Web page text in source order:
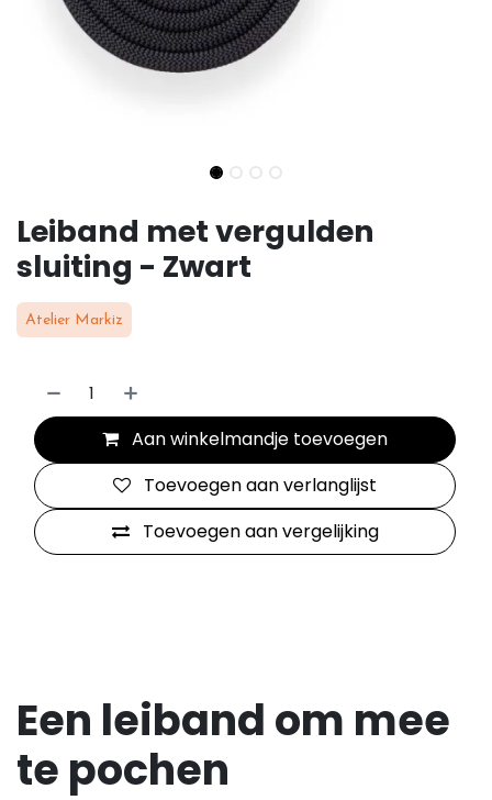
Leiband met vergulden
sluiting - Zwart
Atelier Markiz
Aan winkelmandje toevoegen
Toevoegen aan vergelijking
Toevoegen aan verlanglijst
Een leiband om mee
te pochen